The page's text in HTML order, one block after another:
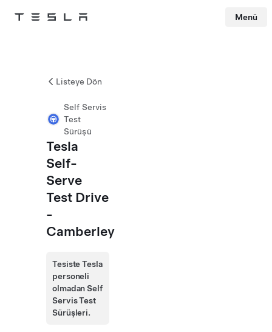
Tesla Menü
Listeye Dön
Self Servis
Test
Sürüşü
Tesla
Self-
Serve
Test Drive
-
Camberley
Tesiste Tesla
personeli
olmadan Self
Servis Test
Sürüşleri.